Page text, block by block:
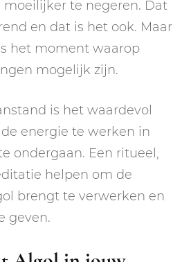
te negeren. Dat
en dat is het ook. Maar
het moment waarop
mogelijk zijn.
is het waardevol
energie te werken in
ondergaan. Een ritueel,
helpen om de
brengt te verwerken en
geven.